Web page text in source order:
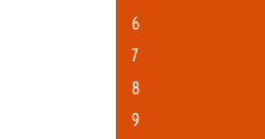
6
7
8
9